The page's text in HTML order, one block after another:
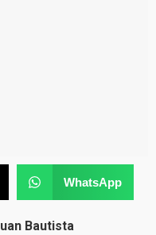
WhatsApp
Bautista